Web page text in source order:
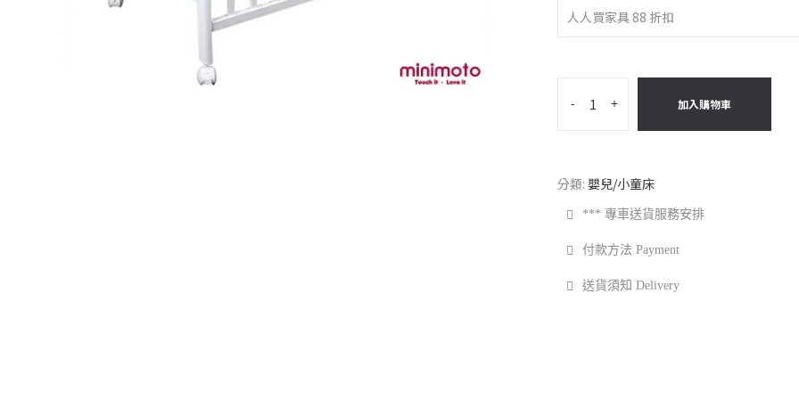
人人買家具 88 折扣
- + 加入購物車
分類: 嬰兒/小童床
*** 專車送貨服務安排
付款方法 Payment
送貨須知 Delivery